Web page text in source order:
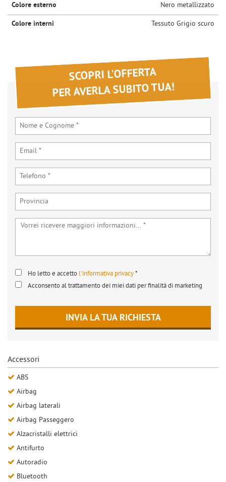
Colore esterno Nero metallizzato
Colore interni Tessuto Grigio scuro
SCOPRI L'OFFERTA
PER AVERLA SUBITO TUA!
Ho letto e accetto l'informativa privacy*
Acconsento al trattamento dei miei dati per finalità di marketing
INVIA LA TUA RICHIESTA
Accessori
ABS
Airbag
Airbag laterali
Airbag Passeggero
Alzacristalli elettrici
Antifurto
Autoradio
Bluetooth